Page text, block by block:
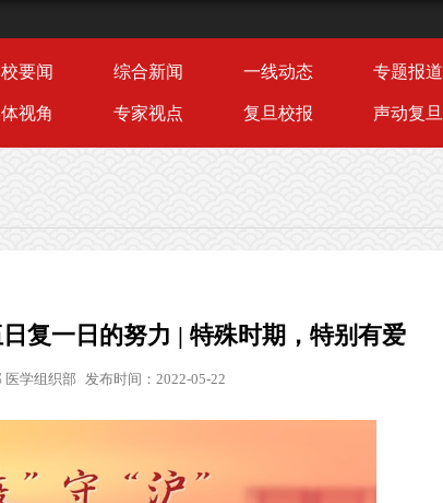
要闻 综合新闻 一线动态 专题报道
视角 专家视点 复旦校报 声动复旦
复一日的努力 | 特殊时期，特别有爱
医学组织部 发布时间：2022-05-22